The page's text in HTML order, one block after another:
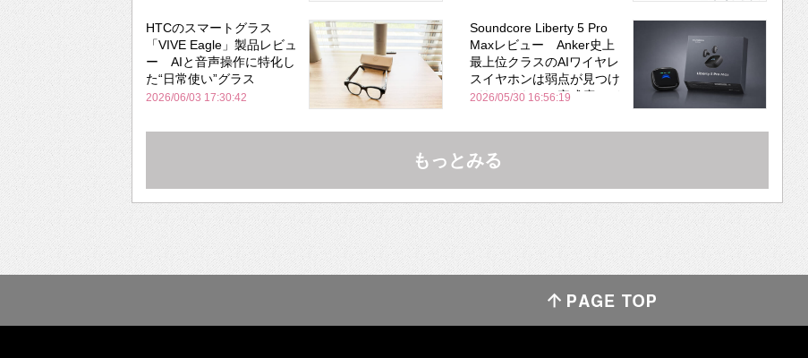
HTCのスマートグラス
「VIVE Eagle」製品レビュ
ー AIと音声操作に特化し
た“日常使い”グラス
2026/06/03 17:30:42
Soundcore Liberty 5 Pro
Maxレビュー Anker史上
最上位クラスのAIワイヤレ
スイヤホンは弱点が見つけ
づらいくらいの完成度にび
Bose並み
2026/05/30 16:56:19
もっとみる